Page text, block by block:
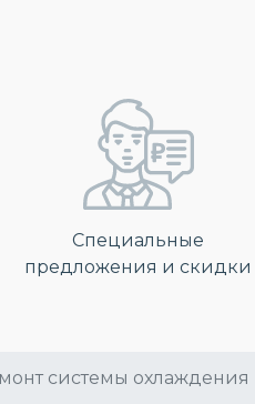
Специальные
предложения и скидки
системы охлаждения